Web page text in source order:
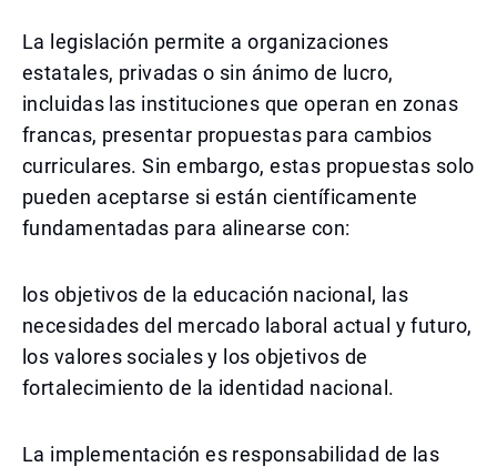
La legislación permite a organizaciones
estatales, privadas o sin ánimo de lucro,
incluidas las instituciones que operan en zonas
francas, presentar propuestas para cambios
curriculares. Sin embargo, estas propuestas solo
pueden aceptarse si están científicamente
fundamentadas para alinearse con:
los objetivos de la educación nacional, las
necesidades del mercado laboral actual y futuro,
los valores sociales y los objetivos de
fortalecimiento de la identidad nacional.
La implementación es responsabilidad de las